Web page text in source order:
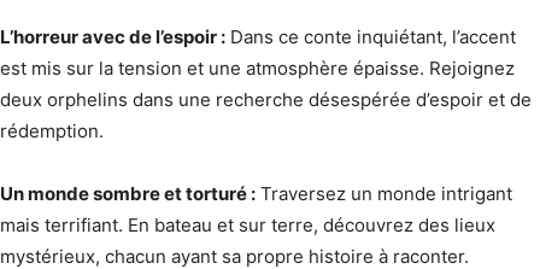
L’horreur avec de l’espoir : Dans ce conte inquiétant, l’accent
est mis sur la tension et une atmosphère épaisse. Rejoignez
deux orphelins dans une recherche désespérée d’espoir et de
rédemption.
Un monde sombre et torturé : Traversez un monde intrigant
mais terrifiant. En bateau et sur terre, découvrez des lieux
mystérieux, chacun ayant sa propre histoire à raconter.